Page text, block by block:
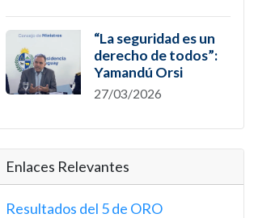
“La seguridad es un
derecho de todos”:
Yamandú Orsi
27/03/2026
Enlaces Relevantes
Resultados del 5 de ORO